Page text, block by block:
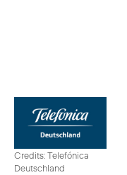
Credits: Telefónica
Deutschland